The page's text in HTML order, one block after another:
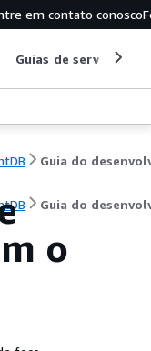
em contato conosco
Guias de serviço
Guia do
o